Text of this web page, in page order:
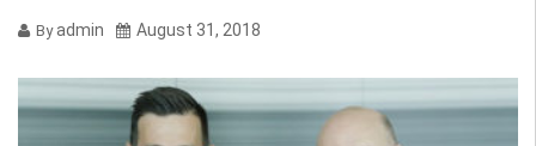
Byadmin August 31, 2018